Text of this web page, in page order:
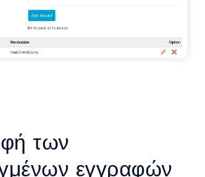
των
εγγραφών